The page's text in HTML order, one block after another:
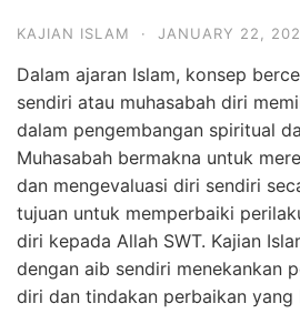
KAJIAN ISLAM · JANUARY 22,
Dalam ajaran Islam, konsep
sendiri atau muhasabah diri
dalam pengembangan spiritual
Muhasabah bermakna untuk
dan mengevaluasi diri sendiri
tujuan untuk memperbaiki
diri kepada Allah SWT. Kajian
dengan aib sendiri menekankan
diri dan tindakan perbaikan yang